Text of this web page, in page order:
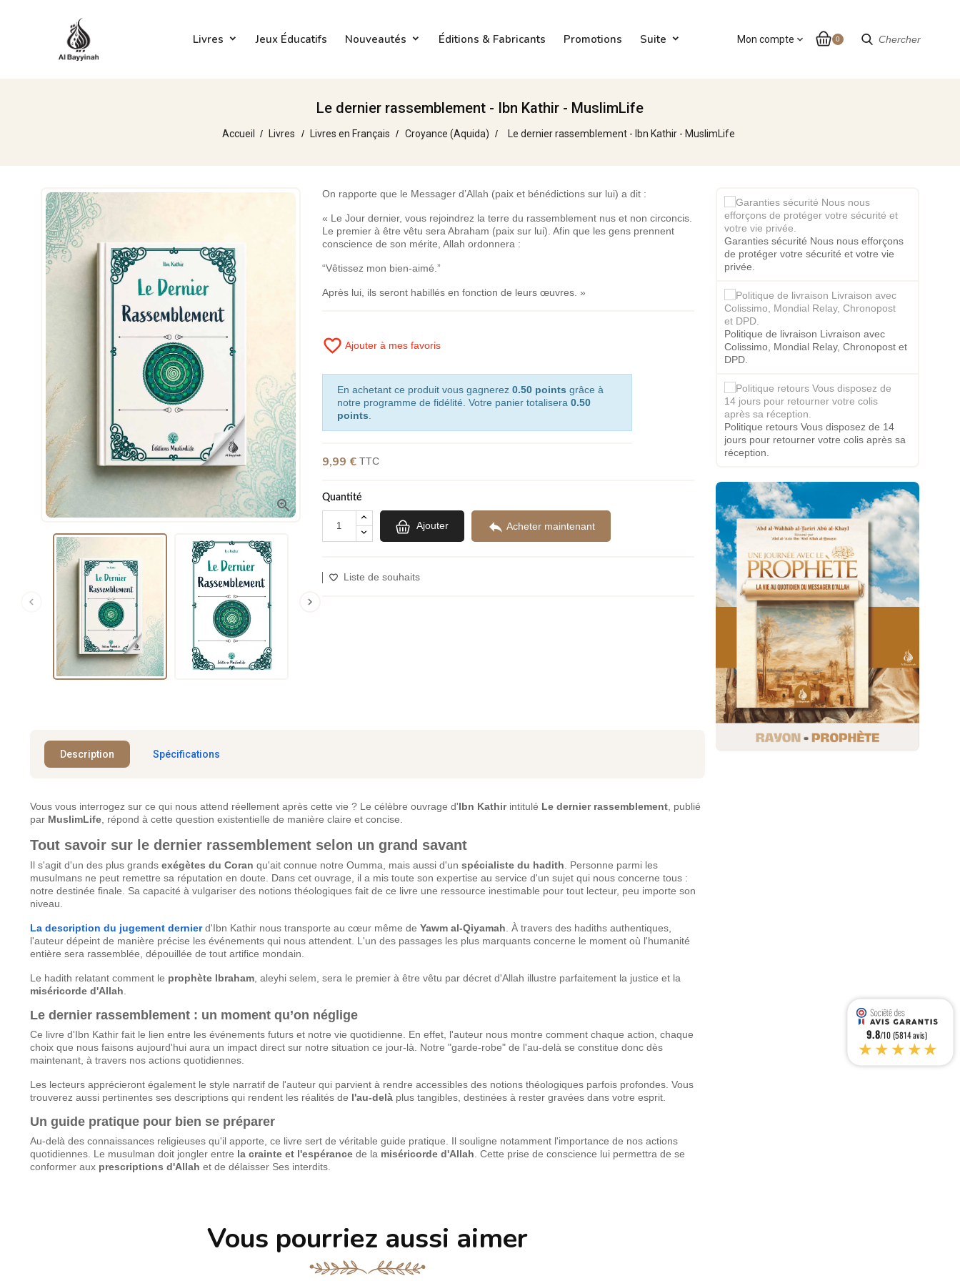
Chercher
Livres Jeux Éducatifs Nouveautés Éditions & Fabricants Promotions Suite 0
Mon compte expand_more
Le dernier rassemblement - Ibn Kathir - MuslimLife
Accueil Livres Livres en Français Croyance (Aquida) Le dernier rassemblement - Ibn Kathir - MuslimLife

 
On rapporte que le Messager d’Allah (paix et bénédictions sur lui) a dit :
« Le Jour dernier, vous rejoindrez la terre du rassemblement nus et non circoncis.
Le premier à être vêtu sera Abraham (paix sur lui). Afin que les gens prennent
conscience de son mérite, Allah ordonnera :
“Vêtissez mon bien-aimé.”
Après lui, ils seront habillés en fonction de leurs œuvres. »
favorite_border Ajouter à mes favoris
En achetant ce produit vous gagnerez 0.50 points grâce à
notre programme de fidélité. Votre panier totalisera 0.50
points
9,99 €TTC
Quantité
Ajouter  Acheter maintenant
Liste de souhaits
Description Spécifications
Vous vous interrogez sur ce qui nous attend réellement après cette vie ? Le célèbre ouvrage d'Ibn Kathirintitulé Le dernier rassemblement , publié
par MuslimLife , répond à cette question existentielle de manière claire et concise.
Tout savoir sur le dernier rassemblement selon un grand savant
Il s'agit d'un des plus grands exégètes du Coran qu'ait connue notre Oumma, mais aussi d'un spécialiste du hadith . Personne parmi les
musulmans ne peut remettre sa réputation en doute. Dans cet ouvrage, il a mis toute son expertise au service d'un sujet qui nous concerne tous :
notre destinée finale. Sa capacité à vulgariser des notions théologiques fait de ce livre une ressource inestimable pour tout lecteur, peu importe son
niveau.
La description du jugement dernierd'Ibn Kathir nous transporte au cœur même de Yawm al-Qiyamah . À travers des hadiths authentiques,
l'auteur dépeint de manière précise les événements qui nous attendent. L'un des passages les plus marquants concerne le moment où l'humanité
entière sera rassemblée, dépouillée de tout artifice mondain.
Le hadith relatant comment le prophète Ibraham , aleyhi selem, sera le premier à être vêtu par décret d'Allah illustre parfaitement la justice et la
miséricorde d'Allah
Le dernier rassemblement : un moment qu’on néglige
Ce livre d'Ibn Kathir fait le lien entre les événements futurs et notre vie quotidienne. En effet, l'auteur nous montre comment chaque action, chaque
choix que nous faisons aujourd'hui aura un impact direct sur notre situation ce jour-là. Notre "garde-robe" de l'au-delà se constitue donc dès
maintenant, à travers nos actions quotidiennes.
Les lecteurs apprécieront également le style narratif de l'auteur qui parvient à rendre accessibles des notions théologiques parfois profondes. Vous
trouverez aussi pertinentes ses descriptions qui rendent les réalités de l'au-delà plus tangibles, destinées à rester gravées dans votre esprit.
Un guide pratique pour bien se préparer
Au-delà des connaissances religieuses qu'il apporte, ce livre sert de véritable guide pratique. Il souligne notamment l'importance de nos actions
quotidiennes. Le musulman doit jongler entre la crainte et l'espérance de la miséricorde d'Allah . Cette prise de conscience lui permettra de se
conformer aux prescriptions d'Allah et de délaisser Ses interdits.
Vous pourriez aussi aimer
Garanties sécurité Nous nous efforçons
de protéger votre sécurité et votre vie
privée.
Politique de livraison Livraison avec
Colissimo, Mondial Relay, Chronopost et
DPD.
Politique retours Vous disposez de 14
jours pour retourner votre colis après sa
réception.
9.8/10 (5814 avis)
★★★★★